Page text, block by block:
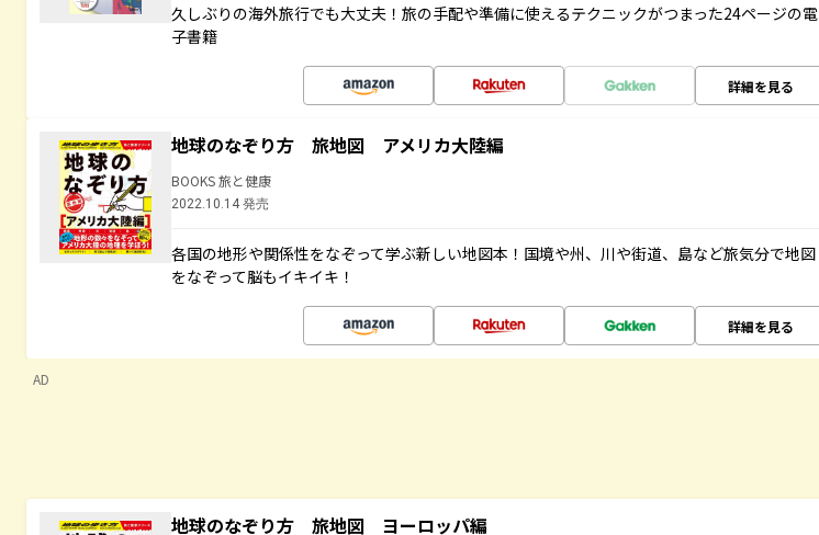
久しぶりの海外旅行でも大丈夫！旅の手配や準備に使えるテクニックがつまった24ページの電
子書籍
詳細を見る
地球のなぞり方 旅地図 アメリカ大陸編
BOOKS 旅と健康
2022.10.14 発売
各国の地形や関係性をなぞって学ぶ新しい地図本！国境や州、川や街道、島など旅気分で地図
をなぞって脳もイキイキ！
詳細を見る
AD
地球のなぞり方 旅地図 ヨーロッパ編